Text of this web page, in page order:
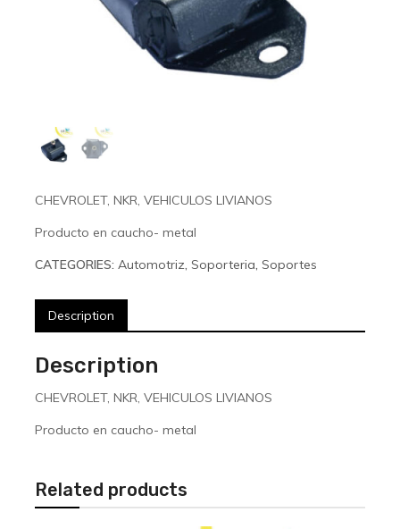
CHEVROLET, NKR, VEHICULOS LIVIANOS
Producto en caucho- metal
CATEGORIES: Automotriz Soporteria Soportes
Description
Description
CHEVROLET, NKR, VEHICULOS LIVIANOS
Producto en caucho- metal
Related products